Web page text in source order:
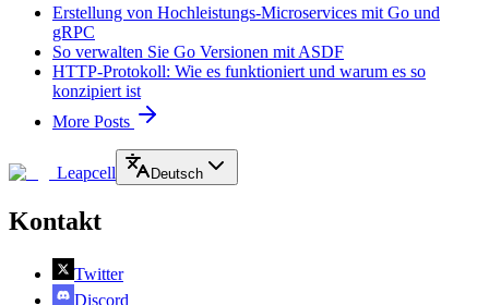
Erstellung von Hochleistungs-Microservices mit Go und
gRPC
So verwalten Sie Go Versionen mit ASDF
HTTP-Protokoll: Wie es funktioniert und warum es so
konzipiert ist
More Posts
Leapcell Deutsch
Kontakt
Twitter
Discord